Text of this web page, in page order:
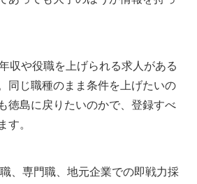
収や役職を上げられる求人がある
同じ職種のまま条件を上げたいの
徳島に戻りたいのかで、登録すべ
す。
、専門職、地元企業での即戦力採